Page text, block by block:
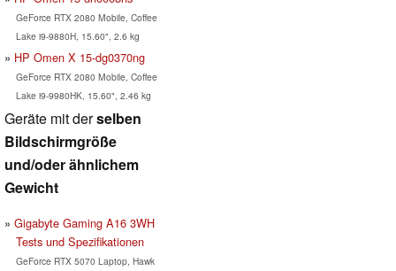
GeForce RTX 2080 Mobile, Coffee
Lake i9-9880H, 15.60", 2.6 kg
HP Omen X 15-dg0370ng
GeForce RTX 2080 Mobile, Coffee
Lake i9-9980HK, 15.60", 2.46 kg
Geräte mit derselben
Bildschirmgröße
und/oder ähnlichem
Gewicht
Gigabyte Gaming A16 3WH
Tests und Spezifikationen
GeForce RTX 5070 Laptop, Hawk